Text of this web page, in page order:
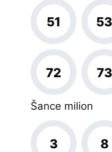
51 53
72 73
Šance milion
3 8